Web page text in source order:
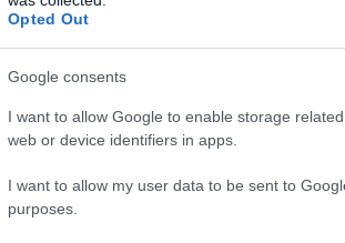
Opted Out
Google consents
I want to allow Google to enable storage
web or device identifiers in apps.
I want to allow my user data to be sent to
purposes.
pályára való visszatérés. Az
a GDP 3-3,5 százaléka
magyar adatot.
része ráadásul el sem indul
megterhelni velük a költségvetést.
költségvetés